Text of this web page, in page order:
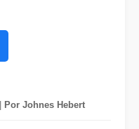
Por Johnes Hebert